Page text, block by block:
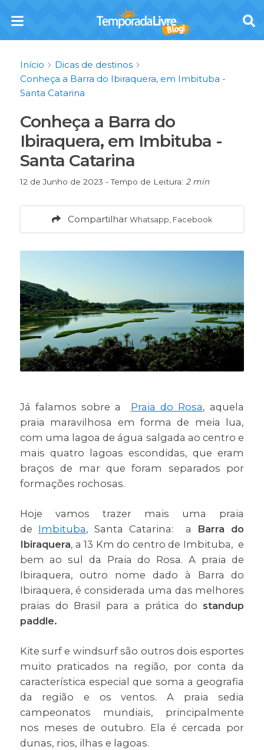
Início
Dicas de destinos
Conheça a Barra do Ibiraquera, em Imbituba -
Santa Catarina
Conheça a Barra do
Ibiraquera, em Imbituba -
Santa Catarina
12 de Junho de 2023 - Tempo de Leitura: 2 min
Compartilhar Whatsapp, Facebook
Já falamos sobre a Praia do Rosa, aquela
praia maravilhosa em forma de meia lua,
com uma lagoa de água salgada ao centro e
mais quatro lagoas escondidas, que eram
braços de mar que foram separados por
formações rochosas.
Hoje vamos trazer mais uma praia
de Imbituba, Santa Catarina: a Barra do
Ibiraquera, a 13 Km do centro de Imbituba, e
bem ao sul da Praia do Rosa. A praia de
Ibiraquera, outro nome dado à Barra do
Ibiraquera, é considerada uma das melhores
praias do Brasil para a prática do standup
paddle.
Kite surf e windsurf são outros dois esportes
muito praticados na região, por conta da
característica especial que soma a geografia
da região e os ventos. A praia sedia
campeonatos mundiais, principalmente
nos meses de outubro. Ela é cercada por
dunas, rios, ilhas e lagoas.